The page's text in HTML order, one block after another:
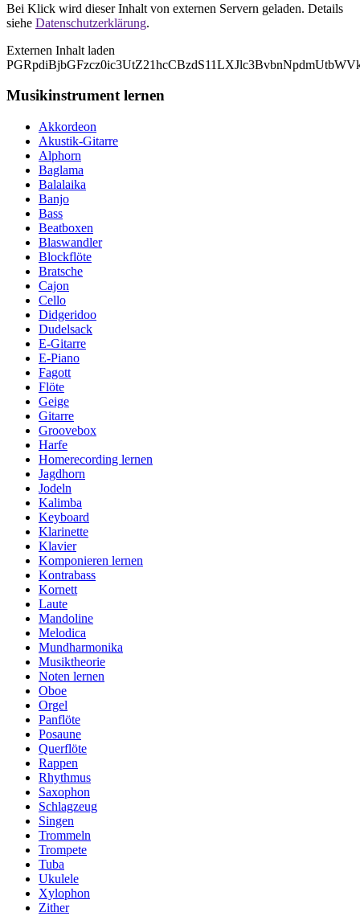
Bei Klick wird dieser Inhalt von externen Servern geladen. Details
siehe Datenschutzerklärung.
Externen Inhalt laden
Musikinstrument lernen
Akkordeon
Akustik-Gitarre
Alphorn
Baglama
Balalaika
Banjo
Bass
Beatboxen
Blaswandler
Blockflöte
Bratsche
Cajon
Cello
Didgeridoo
Dudelsack
E-Gitarre
E-Piano
Fagott
Flöte
Geige
Gitarre
Groovebox
Harfe
Homerecording lernen
Jagdhorn
Jodeln
Kalimba
Keyboard
Klarinette
Klavier
Komponieren lernen
Kontrabass
Kornett
Laute
Mandoline
Melodica
Mundharmonika
Musiktheorie
Noten lernen
Oboe
Orgel
Panflöte
Posaune
Querflöte
Rappen
Rhythmus
Saxophon
Schlagzeug
Singen
Trommeln
Trompete
Tuba
Ukulele
Xylophon
Zither